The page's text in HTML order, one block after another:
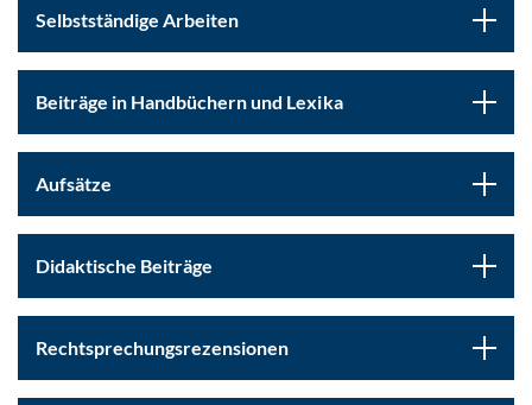
Selbstständige Arbeiten
Beiträge in Handbüchern und Lexika
Aufsätze
Didaktische Beiträge
Rechtsprechungsrezensionen